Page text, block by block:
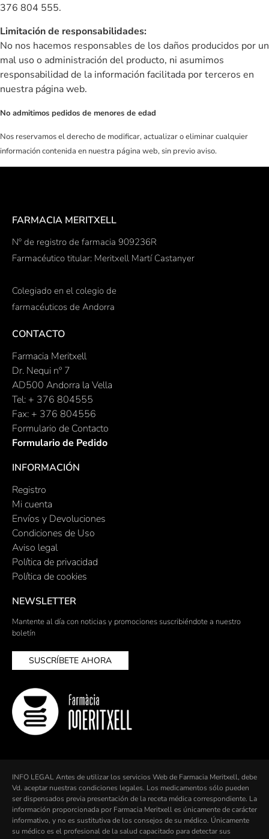
376 804 555.
Limitación de responsabilidades:
No nos hacemos responsables de los daños producidos por un
mal uso o administración del producto, ni asumimos
responsabilidad de la información facilitada por terceros en
nuestra página web.
No admitimos pedidos de menores de edad
Nos reservamos elderechode modificar, actualizar o eliminar cualquier
información contenida en nuestra página web, sin previo aviso.
FARMACIA MERITXELL
Nº de registro de farmacia 909236R
Farmacéutico titular: Meritxell Martí Castanyer
Colegiado en el colegio de
farmacéuticos de Andorra
CONTACTO
Farmacia Meritxell
Dr. Nequi nº 7
AD500 Andorra la Vella
Tel: + 376 804555
Fax: + 376 804556
Formulario de Contacto
Formulario de Pedido
INFORMACIÓN
Registro
Mi cuenta
Envíos y Devoluciones
Condiciones de Uso
Aviso legal
Política de privacidad
Política de cookies
NEWSLETTER
Mantente al día con noticias y promociones suscribiéndote a nuestro
boletín
SUSCRÍBETE AHORA
INFO LEGAL Antes de utilizar los servicios Web de Farmacia Meritxell, debe
Vd. aceptar nuestras condiciones legales. Los medicamentos sólo pueden
ser dispensados previa presentación de la receta médica correspondiente. La
información proporcionada por Farmacia Meritxell es únicamente de carácter
informativo, y no es sustitutiva de los consejos de su médico. Únicamente
su médico es el profesional de la salud capacitado para detectar sus